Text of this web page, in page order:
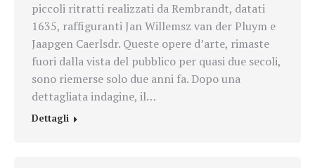
piccoli ritratti realizzati da Rembrandt, datati
1635, raffiguranti Jan Willemsz van der Pluym e
Jaapgen Caerlsdr. Queste opere d’arte, rimaste
fuori dalla vista del pubblico per quasi due secoli,
sono riemerse solo due anni fa. Dopo una
dettagliata indagine, il…
Dettagli